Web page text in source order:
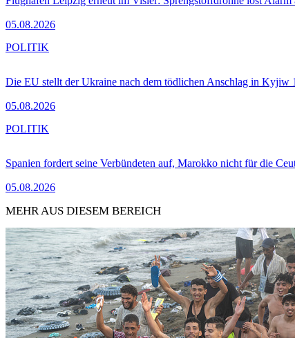
05.08.2026
Die EU stellt der Ukraine nach dem tödlichen Anschlag in Kyjiw
05.08.2026
POLITIK
Spanien fordert seine Verbündeten auf, Marokko nicht für die
05.08.2026
POLITIK
MEHR AUS DIESEM BEREICH